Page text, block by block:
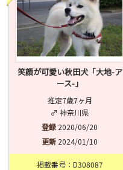
笑顔が可愛い秋田犬「大地-ア
ース-」
推定7歳7ヶ月
♂ 神奈川県
登録 2020/06/20
更新 2024/01/10
掲載番号：D308087